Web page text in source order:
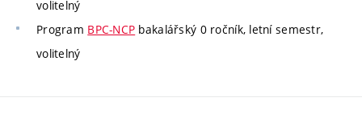
volitelný
Program BPC-NCP bakalářský 0 ročník, letní semestr,
volitelný